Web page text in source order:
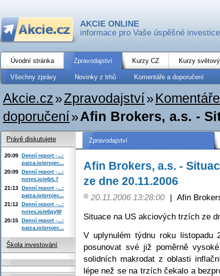
AKCIE ONLINE
informace pro Vaše úspěšné investice
Úvodní stránka Zpravodajství Kurzy CZ Kurzy
Všechny zprávy Novinky z trhů Komentáře a doporučení
Akcie.cz»Zpravodajství»
doporučení»Afin Brokers, a.s. -
Zpravodajství
Afin Brokers, a.s. -
ze dne 20.11.2006
20.11.2006 13:28:00 | Afin
Situace na US akciových trzích ze
V uplynulém týdnu roku listopadu
posunovat své již poměrně
solidních makrodat z oblasti
lépe než se na trzích čekalo a
Právě diskutujete
20:09 Denní report -...:
paiza.io/projec...
20:09 Denní report -...:
notes.io/e6rL7
21:13 Denní report -...:
paiza.io/projec...
21:12 Denní report -...:
notes.io/e6qyW
20:15 Denní report -...:
paiza.io/projec...
Škola investování